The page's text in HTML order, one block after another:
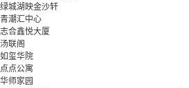
绿城湖映金沙轩
青潮汇中心
志合鑫悦大厦
汤联阁
如玺华院
点点公寓
华师家园